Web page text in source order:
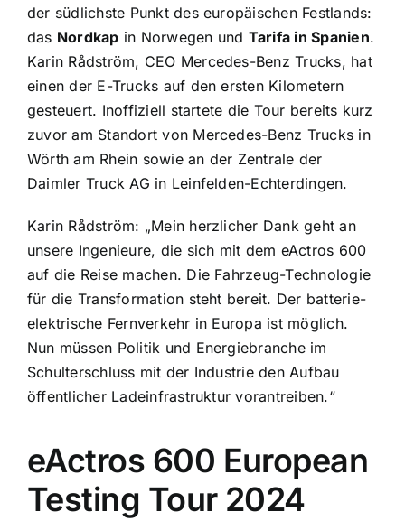
der südlichste Punkt des europäischen Festlands:
das Nordkap in Norwegen und Tarifa in Spanien.
Karin Rådström, CEO Mercedes-Benz Trucks, hat
einen der E-Trucks auf den ersten Kilometern
gesteuert. Inoffiziell startete die Tour bereits kurz
zuvor am Standort von Mercedes-Benz Trucks in
Wörth am Rhein sowie an der Zentrale der
Daimler Truck AG in Leinfelden-Echterdingen.
Karin Rådström: „Mein herzlicher Dank geht an
unsere Ingenieure, die sich mit dem eActros 600
auf die Reise machen. Die Fahrzeug-Technologie
für die Transformation steht bereit. Der batterie-
elektrische Fernverkehr in Europa ist möglich.
Nun müssen Politik und Energiebranche im
Schulterschluss mit der Industrie den Aufbau
öffentlicher Ladeinfrastruktur vorantreiben.“
eActros 600 European
Testing Tour 2024